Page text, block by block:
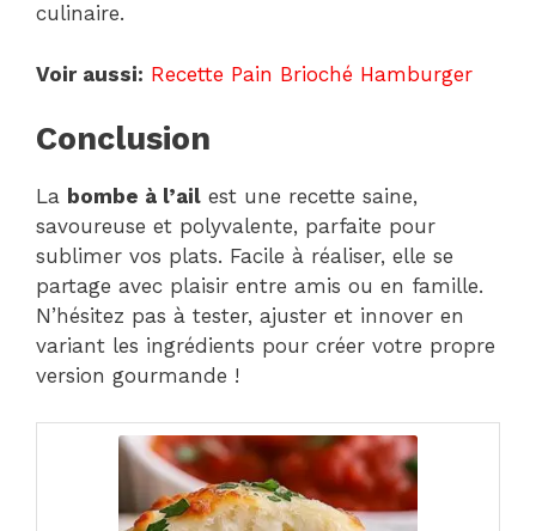
culinaire.
Voir aussi: Recette Pain Brioché Hamburger
Conclusion
La bombe à l’ail est une recette saine,
savoureuse et polyvalente, parfaite pour
sublimer vos plats. Facile à réaliser, elle se
partage avec plaisir entre amis ou en famille.
N’hésitez pas à tester, ajuster et innover en
variant les ingrédients pour créer votre propre
version gourmande !